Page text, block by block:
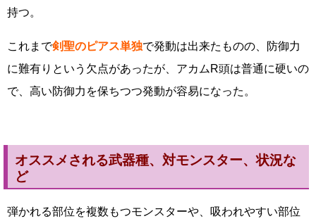
持つ。
これまで剣聖のピアス単独で発動は出来たものの、防御力
に難有りという欠点があったが、アカムR頭は普通に硬いの
で、高い防御力を保ちつつ発動が容易になった。
オススメされる武器種、対モンスター、状況な
ど
弾かれる部位を複数もつモンスターや、吸われやすい部位